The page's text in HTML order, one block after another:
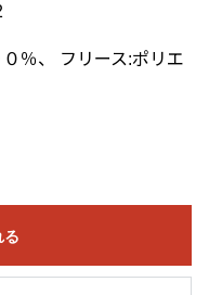
％、 フリース:ポリエ
る